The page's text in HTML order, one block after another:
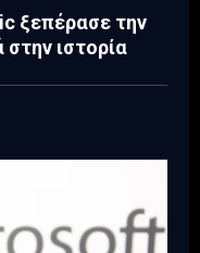
ξεπέρασε την
ιστορία